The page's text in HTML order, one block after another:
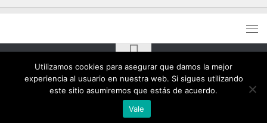
Utilizamos cookies para asegurar que damos la mejor
experiencia al usuario en nuestra web. Si sigues utilizando
este sitio asumiremos que estás de acuerdo.
Vale